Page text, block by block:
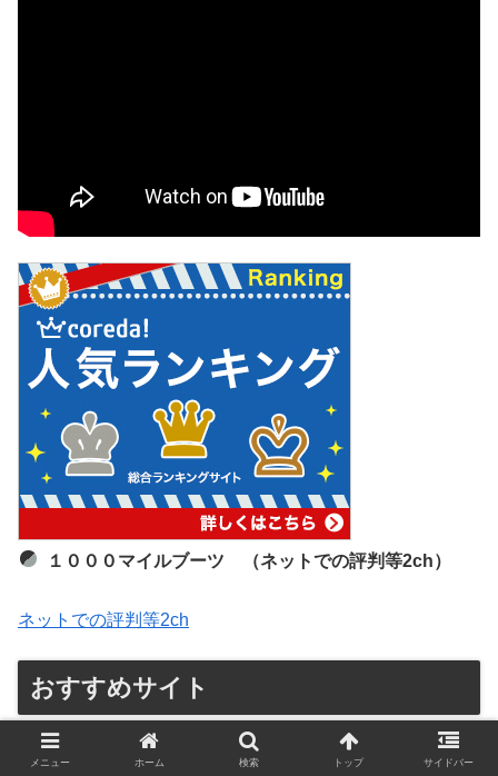
１０００マイルブーツ （ネットでの評判等2ch）
ネットでの評判等2ch
おすすめサイト
ワークブーツ 販売&メンテナンスショップ↓
メニュー ホーム 検索 トップ サイドバー